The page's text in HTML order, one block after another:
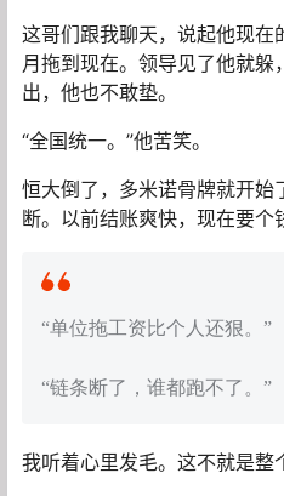
这哥们跟我聊天，说起他现
月拖到现在。领导见了他就
出，他也不敢垫。
“全国统一。”他苦笑。
恒大倒了，多米诺骨牌就开始
断。以前结账爽快，现在要个
“单位拖工资比个人还狠。”
“链条断了，谁都跑不了。”
我听着心里发毛。这不就是整